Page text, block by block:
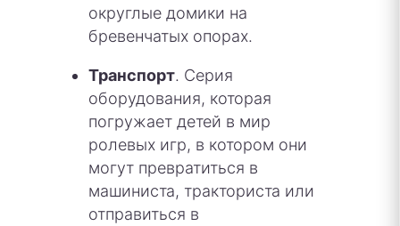
округлые домики на
бревенчатых опорах.
Транспорт. Серия
оборудования, которая
погружает детей в мир
ролевых игр, в котором они
могут превратиться в
машиниста, тракториста или
отправиться в